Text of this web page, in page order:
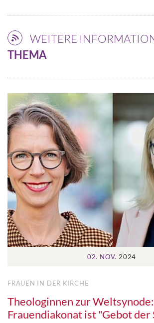
WEITERE
THEMA
02. NOV. 2024
FRAUEN IN DER KIRCHE
Theologinnen zur Weltsynode:
Frauendiakonat ist "Gebot der